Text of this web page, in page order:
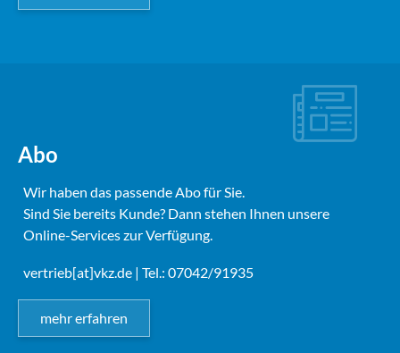
Abo
Wir haben das passende Abo für Sie.
Sind Sie bereits Kunde? Dann stehen Ihnen unsere
Online-Services zur Verfügung.
vertrieb[at]vkz.de | Tel.: 07042/91935
mehr erfahren